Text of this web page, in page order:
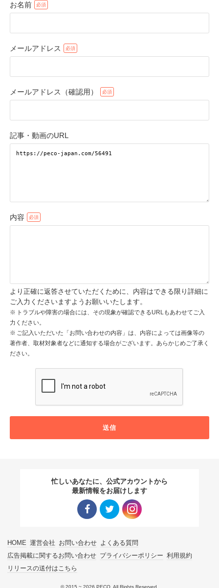
お名前
メールアドレス
メールアドレス（確認用）
記事・動画のURL
内容
より正確に返答させていただくために、内容はできる限り詳細に
ご入力くださいますようお願いいたします。
トラブルや障害の場合には、その現象が確認できるURLもあわせてご入
力ください。
ご記入いただいた「お問い合わせの内容」は、内容によっては画像等の
著作者、取材対象者などに通知する場合がございます。あらかじめご了承く
ださい。
送信
忙しいあなたに、公式アカウントから
最新情報をお届けします
HOME 運営会社 お問い合わせ よくある質問
広告掲載に関するお問い合わせ プライバシーポリシー 利用規約
リリースの送付はこちら
© 2015 ~ 2026 PECO. All Rights Reserved.
アプリで開く